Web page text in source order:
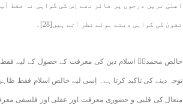
اعلیٰ ترین درجوں پر فائز تھے اِس کی گواہی نہ فقط
تقویٰ کی گواہی دیتے ہوئے نظر آتے ہیں[28]۔
خالص محمدیؐ اسلام دین کی معرفت کے حصول کے لیے فقط
توجہ دینے کی تاکید کرتا ہے۔ اِسی لیے خالص اسلام فقط
متعال کی قلبی و حضوری معرفت اور عقلی اور فلسفی